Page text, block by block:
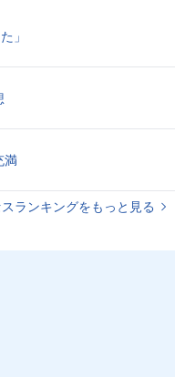
」
満
ランキングをもっと見る